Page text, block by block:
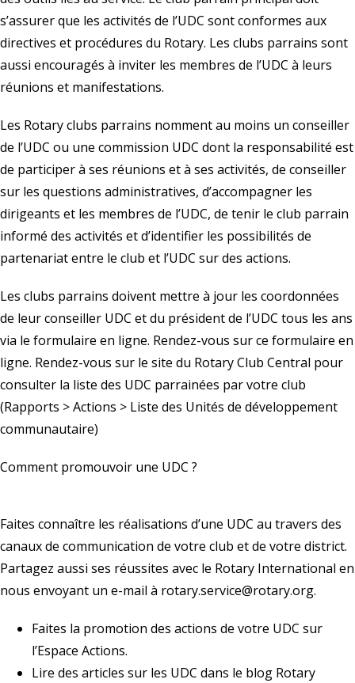
s’assurer que les activités de l’UDC sont conformes aux
directives et procédures du Rotary. Les clubs parrains sont
aussi encouragés à inviter les membres de l’UDC à leurs
réunions et manifestations.
Les Rotary clubs parrains nomment au moins un conseiller
de l’UDC ou une commission UDC dont la responsabilité est
de participer à ses réunions et à ses activités, de conseiller
sur les questions administratives, d’accompagner les
dirigeants et les membres de l’UDC, de tenir le club parrain
informé des activités et d’identifier les possibilités de
partenariat entre le club et l’UDC sur des actions.
Les clubs parrains doivent mettre à jour les coordonnées
de leur conseiller UDC et du président de l’UDC tous les ans
via le formulaire en ligne. Rendez-vous sur ce formulaire en
ligne. Rendez-vous sur le site du Rotary Club Central pour
consulter la liste des UDC parrainées par votre club
(Rapports > Actions > Liste des Unités de développement
communautaire)
Comment promouvoir une UDC ?
Faites connaître les réalisations d’une UDC au travers des
canaux de communication de votre club et de votre district.
Partagez aussi ses réussites avec le Rotary International en
nous envoyant un e-mail à rotary.service@rotary.org.
Faites la promotion des actions de votre UDC sur
l’Espace Actions.
Lire des articles sur les UDC dans le blog Rotary